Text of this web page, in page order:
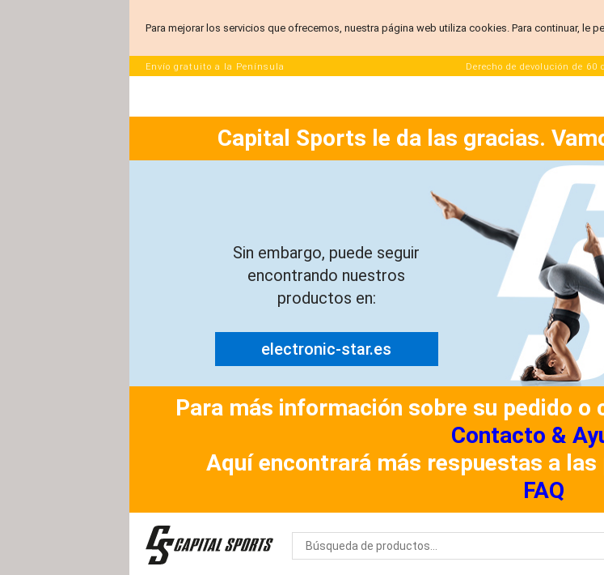
Capital Sports le da las gracias.
Sin embargo, puede seguir
encontrando nuestros
productos en:
electronic-star.es
Para más información sobre su pedido o
Contacto &
Aquí encontrará más respuestas a
FAQ
Envío gratuito a la Península Derecho de devolución de 60
Para mejorar los servicios que ofrecemos, nuestra página web utiliza cookies. Para continuar, le